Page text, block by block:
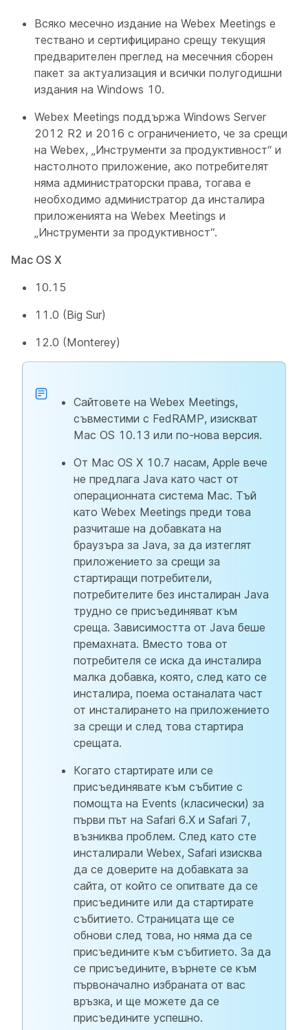
Всяко месечно издание на Webex Meetings е
тествано и сертифицирано срещу текущия
предварителен преглед на месечния сборен
пакет за актуализация и всички полугодишни
издания на Windows 10.
Webex Meetings поддържа Windows Server
2012 R2 и 2016 с ограничението, че за срещи
на Webex, „Инструменти за продуктивност“ и
настолното приложение, ако потребителят
няма администраторски права, тогава е
необходимо администратор да инсталира
приложенията на Webex Meetings и
„Инструменти за продуктивност“.
Mac OS X
10.15
11.0 (Big Sur)
12.0 (Monterey)
Сайтовете на Webex Meetings,
съвместими с FedRAMP, изискват
Mac OS 10.13 или по-нова версия.
От Mac OS X 10.7 насам, Apple вече
не предлага Java като част от
операционната система Mac. Тъй
като Webex Meetings преди това
разчиташе на добавката на
браузъра за Java, за да изтеглят
приложението за срещи за
стартиращи потребители,
потребителите без инсталиран Java
трудно се присъединяват към
среща. Зависимостта от Java беше
премахната. Вместо това от
потребителя се иска да инсталира
малка добавка, която, след като се
инсталира, поема останалата част
от инсталирането на приложението
за срещи и след това стартира
срещата.
Когато стартирате или се
присъединявате към събитие с
помощта на Events (класически) за
първи път на Safari 6.X и Safari 7,
възниква проблем. След като сте
инсталирали Webex, Safari изисква
да се доверите на добавката за
сайта, от който се опитвате да се
присъедините или да стартирате
събитието. Страницата ще се
обнови след това, но няма да се
присъедините към събитието. За да
се присъедините, върнете се към
първоначално избраната от вас
връзка, и ще можете да се
присъедините успешно.